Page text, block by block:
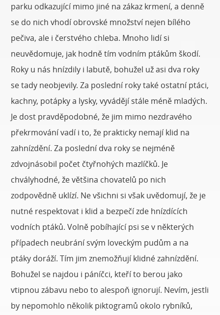
parku odkazující mimo jiné na zákaz krmení, a denně
se do nich vhodí obrovské množství nejen bílého
pečiva, ale i čerstvého chleba. Mnoho lidí si
neuvědomuje, jak hodně tím vodním ptákům škodí.
Roky u nás hnízdily i labutě, bohužel už asi dva roky
se tady neobjevily. Za poslední roky také ostatní ptáci,
kachny, potápky a lysky, vyvádějí stále méně mladých.
Je dost pravděpodobné, že jim mimo nezdravého
překrmování vadí i to, že prakticky nemají klid na
zahnízdění. Za poslední dva roky se nejméně
zdvojnásobil počet čtyřnohých mazlíčků. Je
chvályhodné, že většina chovatelů po nich
zodpovědně uklízí. Ne všichni si však uvědomují, že je
nutné respektovat i klid a bezpečí zde hnízdících
vodních ptáků. Volně pobíhající psi se v některých
případech neubrání svým loveckým pudům a na
ptáky doráží. Tím jim znemožňují klidné zahnízdění.
Bohužel se najdou i páníčci, kteří to berou jako
vtipnou zábavu nebo to alespoň ignorují. Nevím, jestli
by nepomohlo několik piktogramů okolo rybníků,